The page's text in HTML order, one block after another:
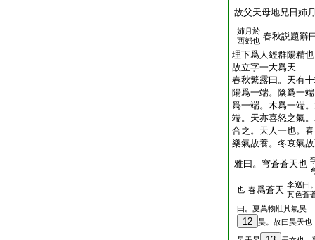
故父天母地兄日姉
姉月於
西郊也 春秋説題辭
理下爲人經群陽精
故立字一大爲天
春秋繁露曰。天有
陽爲一端。陰爲一
爲一端。木爲一端
端。天亦喜怒之氣
合之。天人一也。
樂氣故養。冬哀氣
雅曰。穹蒼蒼天也
也 春爲蒼天 李巡曰
其色蒼
曰。夏萬物壯其氣昊
12 昊。故曰昊天也